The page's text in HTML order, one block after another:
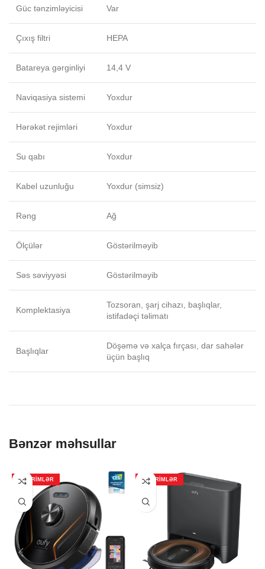
Güc tənzimləyicisi Var
Çıxış filtri HEPA
Batareya gərginliyi 14,4 V
Naviqasiya sistemi Yoxdur
Hərəkət rejimləri Yoxdur
Su qabı Yoxdur
Kabel uzunluğu Yoxdur (simsiz)
Rəng Ağ
Ölçülər Göstərilməyib
Səs səviyyəsi Göstərilməyib
Komplektasiya
Tozsoran, şarj cihazı, başlıqlar,
istifadəçi təlimatı
Başlıqlar
Döşəmə və xalça fırçası, dar sahələr
üçün başlıq
Bənzər məhsullar
ENDIRIMLƏR ENDIRIMLƏR